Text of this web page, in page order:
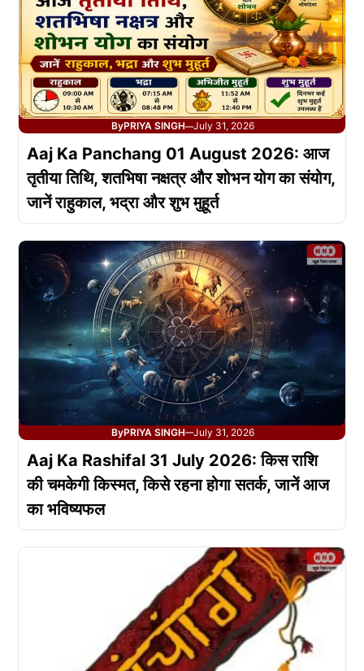
ByPRIYA SINGH—July 31, 2026
Aaj Ka Panchang 01 August 2026: आज
तृतीया तिथि, शतभिषा नक्षत्र और शोभन योग का संयोग,
जानें राहुकाल, भद्रा और शुभ मुहूर्त
ByPRIYA SINGH—July 31, 2026
Aaj Ka Rashifal 31 July 2026: किस राशि
की चमकेगी किस्मत, किसे रहना होगा सतर्क, जानें आज
का भविष्यफल